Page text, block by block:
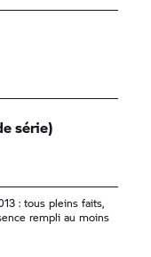
série)
: tous pleins faits,
rempli au moins